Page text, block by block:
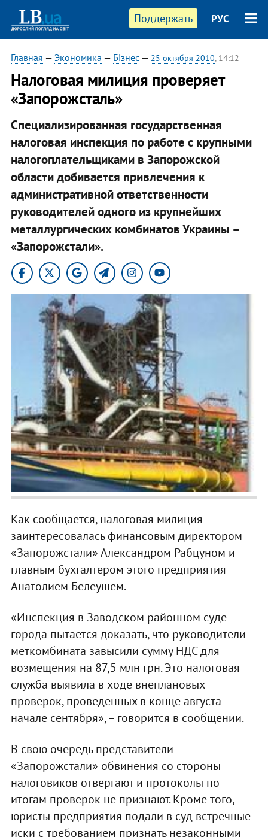
Поддержать РУС
Главная — Экономика — Бізнес— 25 октября 2010, 14:12
Налоговая милиция проверяет
«Запорожсталь»
Специализированная государственная
налоговая инспекция по работе с крупными
налогоплательщиками в Запорожской
области добивается привлечения к
административной ответственности
руководителей одного из крупнейших
металлургических комбинатов Украины –
«Запорожстали».​
Как сообщается, налоговая милиция
заинтересовалась финансовым директором
«Запорожстали» Александром Рабцуном и
главным бухгалтером этого предприятия
Анатолием Белеушем.
«Инспекция в Заводском районном суде
города пытается доказать, что руководители
меткомбината завысили сумму НДС для
возмещения на 87,5 млн грн. Это налоговая
служба выявила в ходе внеплановых
проверок, проведенных в конце августа –
начале сентября», – говорится в сообщении.
В свою очередь представители
«Запорожстали» обвинения со стороны
налоговиков отвергают и протоколы по
итогам проверок не признают. Кроме того,
юристы предприятия подали в суд встречные
иски с требованием признать незаконными